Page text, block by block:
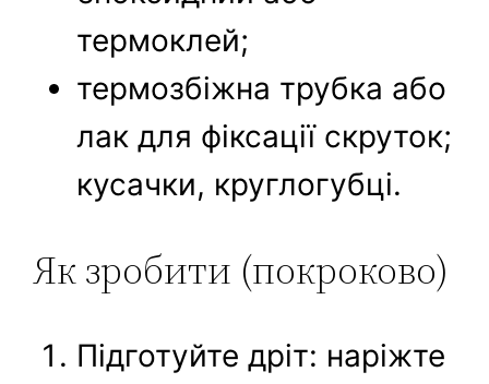
термоклей;
термозбіжна трубка або
лак для фіксації скруток;
кусачки, круглогубці.
Як зробити (покроково)
Підготуйте дріт: наріжте